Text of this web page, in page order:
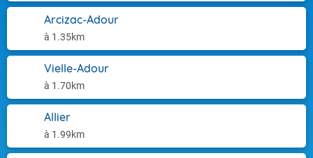
Arcizac-Adour
à 1.35km
Vielle-Adour
à 1.70km
Allier
à 1.99km